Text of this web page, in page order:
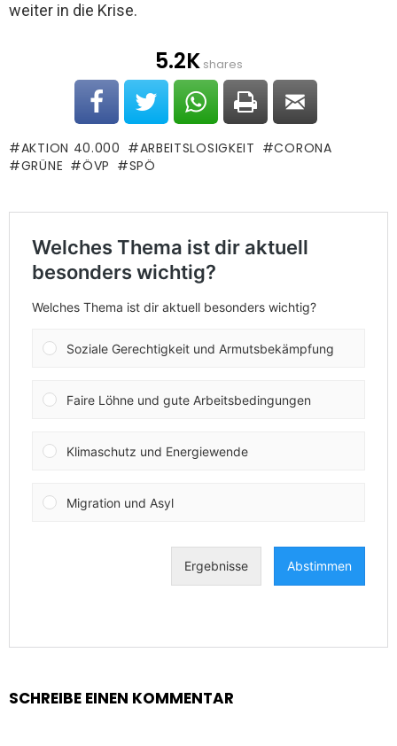
weiter in die Krise.
5.2Kshares
AKTION 40.000 ARBEITSLOSIGKEIT
CORONA
GRÜNE
ÖVP SPÖ
SCHREIBE EINEN KOMMENTAR